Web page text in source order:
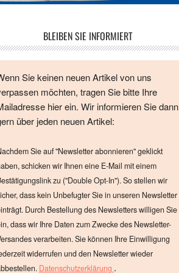
BLEIBEN SIE INFORMIERT
Sie keinen neuen Artikel von uns
möchten, tragen Sie bitte Ihre
hier ein. Wir informieren Sie dann
über jeden neuen Artikel:
Sie auf "Newsletter abonnieren" geklickt
schicken wir Ihnen eine E-Mail mit einem
zu ("Double Opt-In"). So stellen wir
dass kein Unbefugter Sie in unseren Newsletter
Durch Bestellung des Newsletters willigen Sie
dass wir Ihre Daten zum Zwecke des Newsletter-
verarbeiten. Sie können Ihre Einwilligung
widerrufen und den Newsletter wieder
Datenschutzerklärung .